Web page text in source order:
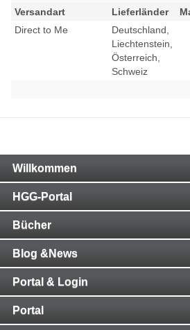
Versandart
Lieferländer
Direct to Me
Deutschland,
Liechtenstein,
Österreich,
Schweiz
Navigation
Willkommen
HGG-Portal
Bücher
Blog &News
Portal & Login
Portal